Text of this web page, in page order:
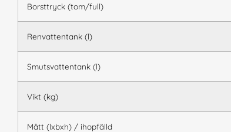
Borsttryck (tom/full)
Renvattentank (l)
Smutsvattentank (l)
Vikt (kg)
Mått (lxbxh) / ihopfälld